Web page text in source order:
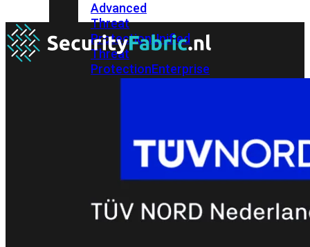
Advanced
Threat
ProtectionUnified
Threat
ProtectionEnterprise
bekijken
FortiCareSecurity